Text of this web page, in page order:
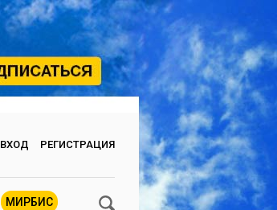
ВХОД РЕГИСТРАЦИЯ
МИРБИС